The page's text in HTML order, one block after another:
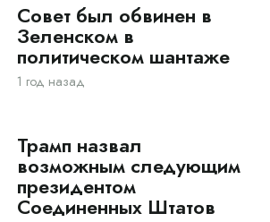
Совет был обвинен в
Зеленском в
политическом шантаже
1 год назад
Трамп назвал
возможным следующим
президентом
Соединенных Штатов